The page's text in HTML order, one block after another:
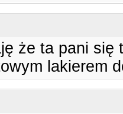
że ta pani się
lakierem